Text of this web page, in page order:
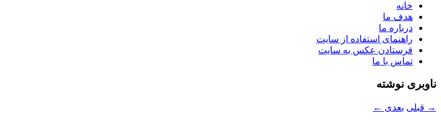
خانه
هدف ما
درباره ما
راهنمای استفاده از سایت
فرستادن عکس به سایت
تماس با ما
ناوبری نوشته
→ قبلی بعدی ←